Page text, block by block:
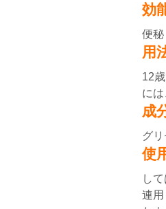
効
便秘
用
12
に
成
グ
使
し
連用